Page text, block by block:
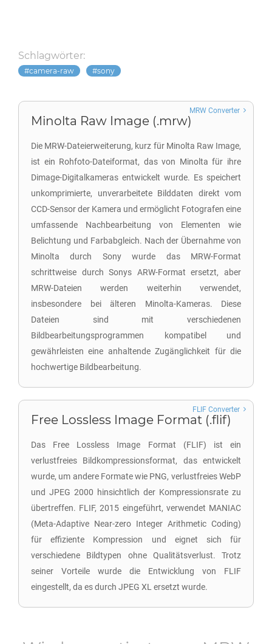
Schlagwörter:
camera-raw sony
Minolta Raw Image (.mrw)
Die MRW-Dateierweiterung, kurz für Minolta Raw Image,
ist ein Rohfoto-Dateiformat, das von Minolta für ihre
Dimage-Digitalkameras entwickelt wurde. Es speichert
unkomprimierte, unverarbeitete Bilddaten direkt vom
CCD-Sensor der Kamera und ermöglicht Fotografen eine
umfassende Nachbearbeitung von Elementen wie
Belichtung und Farbabgleich. Nach der Übernahme von
Minolta durch Sony wurde das MRW-Format
schrittweise durch Sonys ARW-Format ersetzt, aber
MRW-Dateien werden weiterhin verwendet,
insbesondere bei älteren Minolta-Kameras. Diese
Dateien sind mit verschiedenen
Bildbearbeitungsprogrammen kompatibel und
gewährleisten eine anhaltende Zugänglichkeit für die
hochwertige Bildbearbeitung.
MRW Converter
Free Lossless Image Format (.flif)
Das Free Lossless Image Format (FLIF) ist ein
verlustfreies Bildkompressionsformat, das entwickelt
wurde, um andere Formate wie PNG, verlustfreies WebP
und JPEG 2000 hinsichtlich der Kompressionsrate zu
übertreffen. FLIF, 2015 eingeführt, verwendet MANIAC
(Meta-Adaptive Near-zero Integer Arithmetic Coding)
für effiziente Kompression und eignet sich für
verschiedene Bildtypen ohne Qualitätsverlust. Trotz
seiner Vorteile wurde die Entwicklung von FLIF
eingestellt, da es durch JPEG XL ersetzt wurde.
FLIF Converter